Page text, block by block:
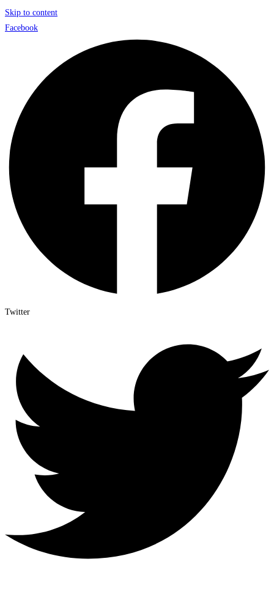
Skip to content
Facebook
Twitter